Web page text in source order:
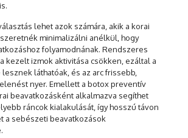
lehet azok számára, akik a korai
minimalizálni anélkül, hogy
folyamodnának. Rendszeres
kezelt izmok aktivitása csökken, ezáltal a
láthatóak, és az arc frissebb,
nyer. Emellett a botox preventív
beavatkozásként alkalmazva segíthet
ráncok kialakulását, így hosszú távon
a sebészeti beavatkozások